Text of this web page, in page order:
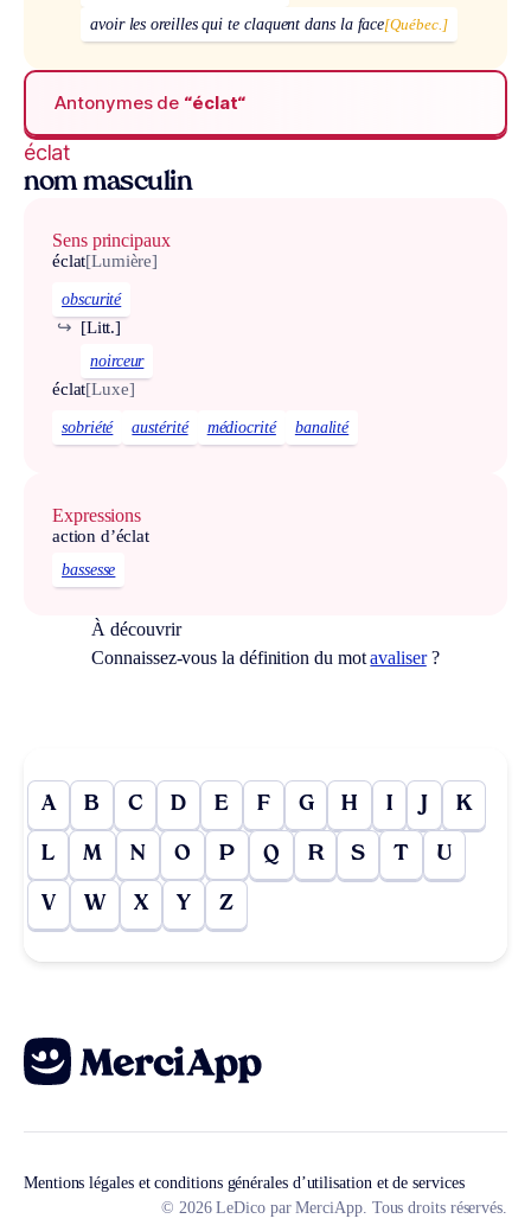
avoir les oreilles qui te claquent dans la face[Québec.]
Antonymes de “éclat“
éclat
nom masculin
Sens principaux
éclat[Lumière]
obscurité
[Litt.]
↪
noirceur
éclat[Luxe]
sobriété austérité médiocrité banalité
Expressions
action d’éclat
bassesse
À découvrir
Connaissez-vous la définition du motavaliser?
A B C D E F G H I J K
L M N O P Q R S T U
V W X Y Z
Mentions légales et conditions générales d’utilisation et de services
© 2026 LeDico par MerciApp. Tous droits réservés.